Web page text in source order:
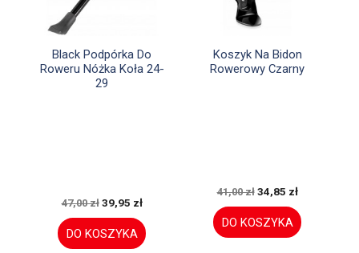
Szybki podgląd
Black Podpórka Do
Roweru Nóżka Koła 24-
29
47,00 zł 39,95 zł
DO KOSZYKA
Szybki podgląd
Koszyk Na Bidon
Rowerowy Czarny
41,00 zł 34,85 zł
DO KOSZYKA